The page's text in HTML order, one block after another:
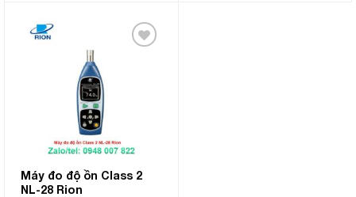
Máy đo độ ồn Class 2
NL-28 Rion